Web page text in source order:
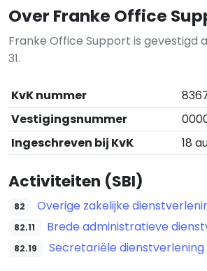
Over Franke Office
Franke Office Support is gevestigd
31.
KvK nummer
Vestigingsnummer
Ingeschreven bij KvK
18
Activiteiten (SBI)
82 Overige zakelijke
82.11 Brede administratieve
82.19 Secretariële dienstverlening